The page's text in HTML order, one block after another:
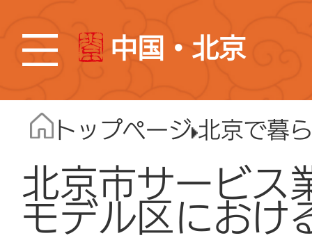
中国・北京
トップページ 北京で暮
北京市サービス
モデル区におけ